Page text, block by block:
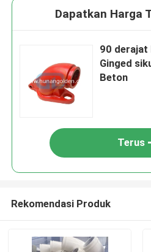
Dapatkan Harga
90 derajat
Ginged
Beton
Terus
Rekomendasi Produk